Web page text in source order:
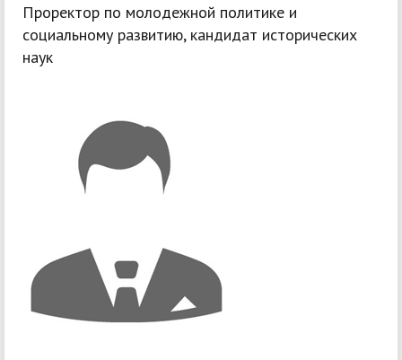
Проректор по молодежной политике и
социальному развитию, кандидат исторических
наук